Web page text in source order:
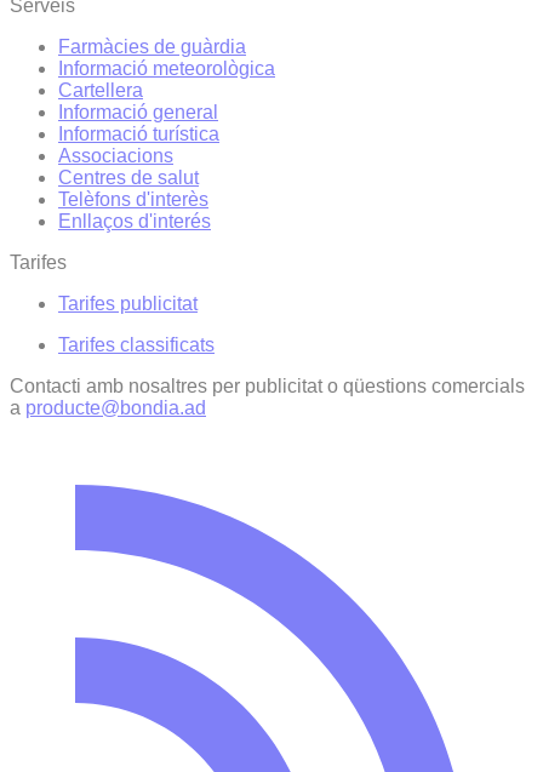
Serveis
Farmàcies de guàrdia
Informació meteorològica
Cartellera
Informació general
Informació turística
Associacions
Centres de salut
Telèfons d'interès
Enllaços d'interés
Tarifes
Tarifes publicitat
Tarifes classificats
Contacti amb nosaltres per publicitat o qüestions comercials
a producte@bondia.ad